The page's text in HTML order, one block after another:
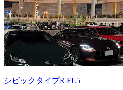
シビックタイプR FL5